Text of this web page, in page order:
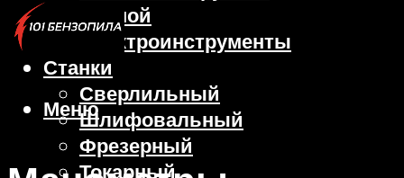
Ручной
Электроинструменты
Станки
Сверлильный
Шлифовальный
Фрезерный
Токарный
Меню